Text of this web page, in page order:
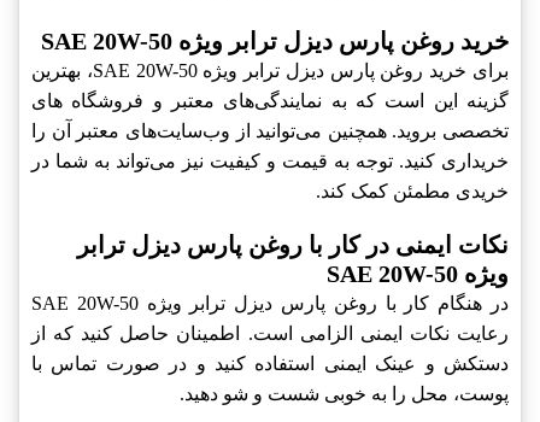
خرید روغن پارس دیزل ترابر ویژه SAE 20W-50
برای خرید روغن پارس دیزل ترابر ویژه SAE 20W-50، بهترین
گزینه این است که به نمایندگی‌های معتبر و فروشگاه های
تخصصی بروید. همچنین می‌توانید از وب‌سایت‌های معتبر آن را
خریداری کنید. توجه به قیمت و کیفیت نیز می‌تواند به شما در
خریدی مطمئن کمک کند.
نکات ایمنی در کار با روغن پارس دیزل ترابر
ویژه SAE 20W-50
در هنگام کار با روغن پارس دیزل ترابر ویژه SAE 20W-50
رعایت نکات ایمنی الزامی است. اطمینان حاصل کنید که از
دستکش و عینک ایمنی استفاده کنید و در صورت تماس با
پوست، محل را به خوبی شست و شو دهید.